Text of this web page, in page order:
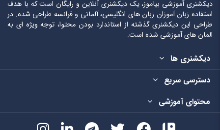
دیکشنری آموزشی بیاموز، یک دیکشنری آنلاین و رایگان است که با هدف
استفاده زبان آموزان زبان های انگلیسی، آلمانی و فرانسه طراحی شده. در
طراحی این دیکشنری گذشته از استاندارد بودن محتوا، توجه ویژه ای به
المان های آموزشی شده است.
دیکشنری ها
دسترسی سریع
محتوای آموزشی